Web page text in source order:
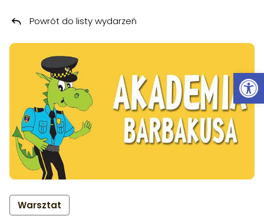
Przeskocz do treści
Warsztat
Powrót do listy wydarzeń